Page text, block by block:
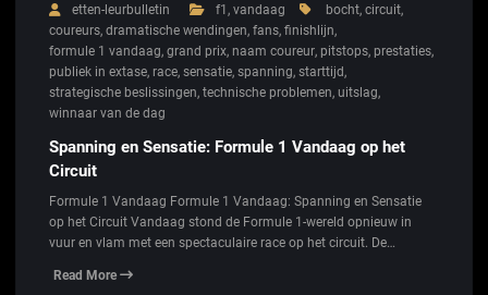
etten-leurbulletin f1 , vandaag bocht, circuit,
coureurs, dramatische wendingen, fans, finishlijn,
formule 1 vandaag, grand prix, naam coureur, pitstops, prestaties,
publiek in extase, race, sensatie, spanning, starttijd,
strategische beslissingen, technische problemen, uitslag,
winnaar van de dag
Spanning en Sensatie: Formule 1 Vandaag op het
Circuit
Formule 1 Vandaag Formule 1 Vandaag: Spanning en Sensatie
op het Circuit Vandaag stond de Formule 1-wereld opnieuw in
vuur en vlam met een spectaculaire race op het circuit. De…
Read More